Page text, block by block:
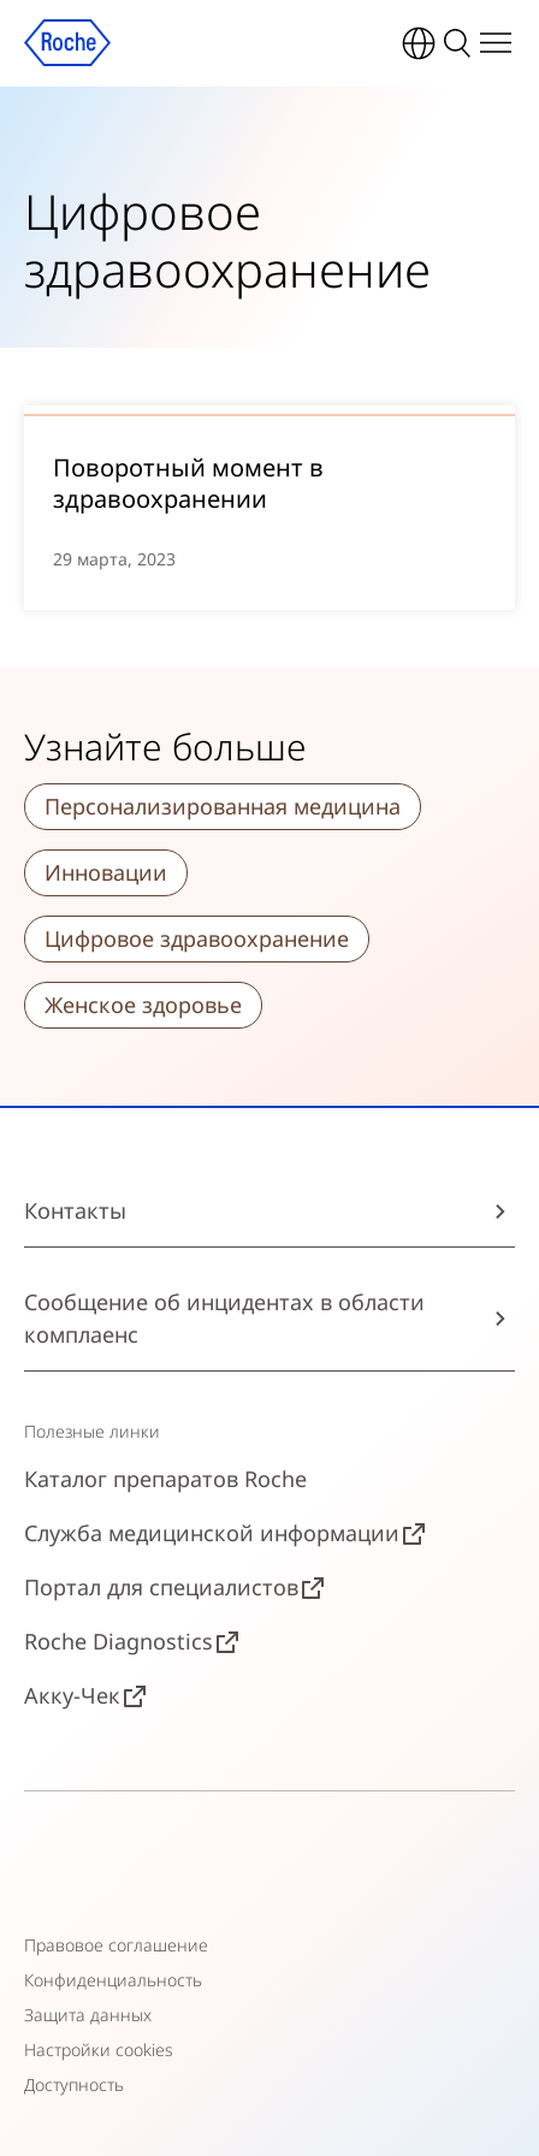
Цифровое
здравоохранение
Поворотный момент в
здравоохранении
29 марта, 2023
Узнайте больше
Персонализированная медицина
Инновации
Цифровое здравоохранение
Женское здоровье
Контакты
Сообщение об инцидентах в области
комплаенс
Полезные линки
Каталог препаратов Roche
Служба медицинской информации
Портал для специалистов
Roche Diagnostics
Акку-Чек
Правовое соглашение
Конфиденциальность
Защита данных
Настройки cookies
Доступность